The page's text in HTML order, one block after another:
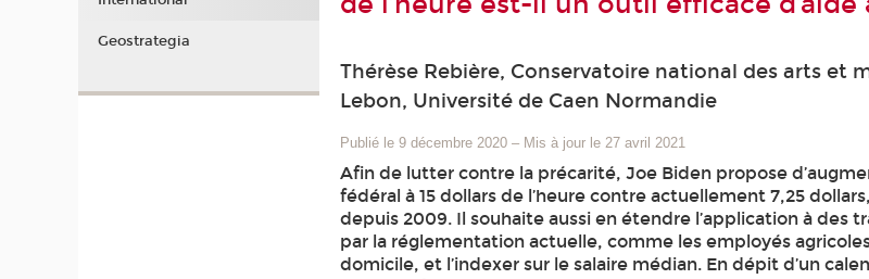
Thérèse Rebière, Conservatoire national des arts et
Lebon, Université de Caen Normandie
Publié le 9 décembre 2020 – Mis à jour le 27 avril 2021
Afin de lutter contre la précarité, Joe Biden propose
fédéral à 15 dollars de l’heure contre actuellement 7,25
depuis 2009. Il souhaite aussi en étendre l’application à des
par la réglementation actuelle, comme les employés
domicile, et l’indexer sur le salaire médian. En dépit d’un
Geostrategia